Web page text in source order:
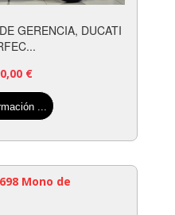
GERENCIA, DUCATI
€
...
Mono de